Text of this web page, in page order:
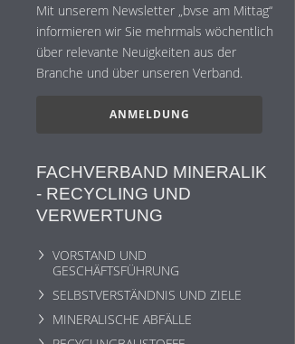
Mit unserem Newsletter „bvse am Mittag“
informieren wir Sie mehrmals wöchentlich
über relevante Neuigkeiten aus der
Branche und über unseren Verband.
ANMELDUNG
FACHVERBAND MINERALIK
- RECYCLING UND
VERWERTUNG
VORSTAND UND
GESCHÄFTSFÜHRUNG
SELBSTVERSTÄNDNIS UND ZIELE
MINERALISCHE ABFÄLLE